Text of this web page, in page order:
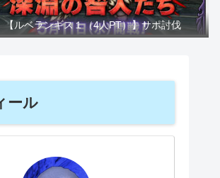
【ルベランギス１（4人PT）】サポ討伐
ール